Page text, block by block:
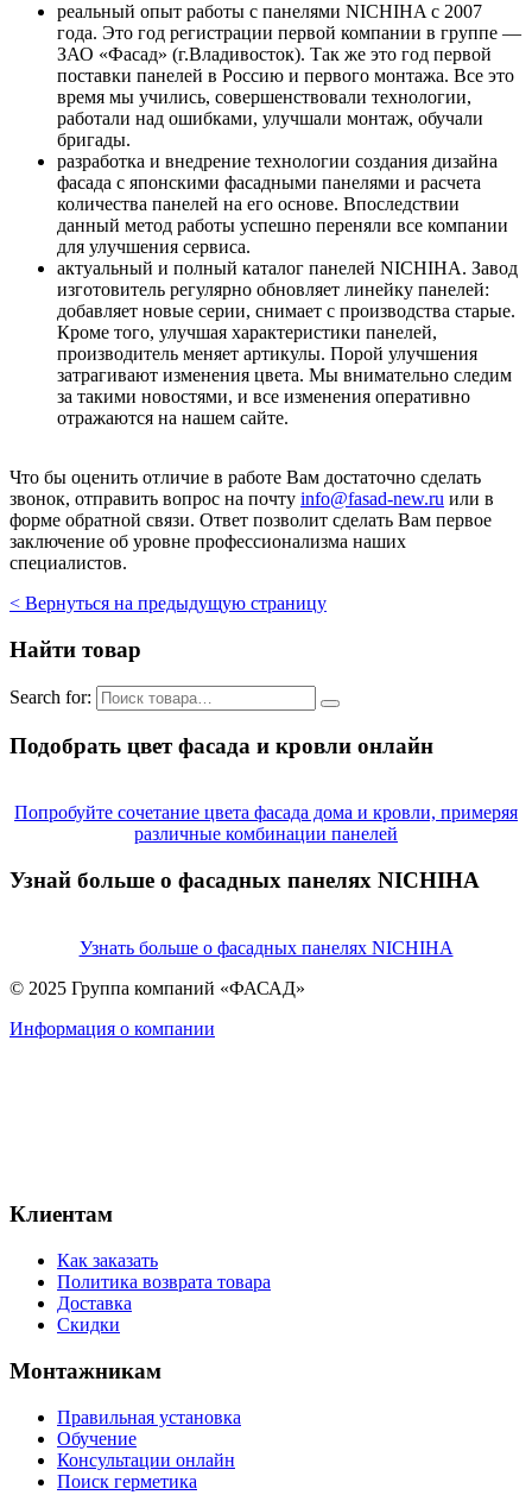
реальный опыт работы с панелями NICHIHA с 2007
года. Это год регистрации первой компании в группе —
ЗАО «Фасад» (г.Владивосток). Так же это год первой
поставки панелей в Россию и первого монтажа. Все это
время мы учились, совершенствовали технологии,
работали над ошибками, улучшали монтаж, обучали
бригады.
разработка и внедрение технологии создания дизайна
фасада с японскими фасадными панелями и расчета
количества панелей на его основе. Впоследствии
данный метод работы успешно переняли все компании
для улучшения сервиса.
актуальный и полный каталог панелей NICHIHA. Завод
изготовитель регулярно обновляет линейку панелей:
добавляет новые серии, снимает с производства старые.
Кроме того, улучшая характеристики панелей,
производитель меняет артикулы. Порой улучшения
затрагивают изменения цвета. Мы внимательно следим
за такими новостями, и все изменения оперативно
отражаются на нашем сайте.
Что бы оценить отличие в работе Вам достаточно сделать
звонок, отправить вопрос на почту info@fasad-new.ru или в
форме обратной связи. Ответ позволит сделать Вам первое
заключение об уровне профессионализма наших
специалистов.
< Вернуться на предыдущую страницу
Найти товар
Search for:
Подобрать цвет фасада и кровли онлайн
Попробуйте сочетание цвета фасада дома и кровли, примеряя
различные комбинации панелей
Узнай больше о фасадных панелях NICHIHA
Узнать больше о фасадных панелях NICHIHA
© 2025 Группа компаний «ФАСАД»
Информация о компании
Клиентам
Как заказать
Политика возврата товара
Доставка
Скидки
Монтажникам
Правильная установка
Обучение
Консультации онлайн
Поиск герметика